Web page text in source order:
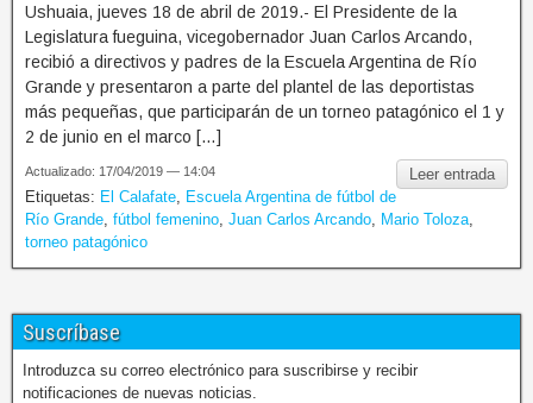
Ushuaia, jueves 18 de abril de 2019.- El Presidente de la
Legislatura fueguina, vicegobernador Juan Carlos Arcando,
recibió a directivos y padres de la Escuela Argentina de Río
Grande y presentaron a parte del plantel de las deportistas
más pequeñas, que participarán de un torneo patagónico el 1 y
2 de junio en el marco […]
Leer entrada
Actualizado: 17/04/2019 — 14:04
Etiquetas: El Calafate
Escuela Argentina de fútbol de
Río Grande fútbol femenino Juan Carlos Arcando Mario Toloza
torneo patagónico
Suscríbase
Introduzca su correo electrónico para suscribirse y recibir
notificaciones de nuevas noticias.